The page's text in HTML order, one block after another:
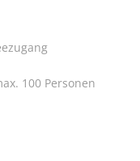
100 Personen